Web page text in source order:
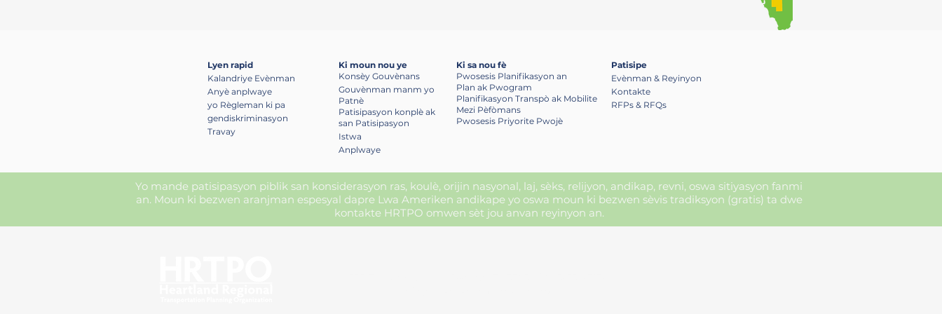
Lyen rapid
Kalandriye Evènman
Anyè anplwaye
yo Règleman ki pa
gendiskriminasyon
Travay
Ki moun nou ye
Konsèy Gouvènans
Gouvènman manm yo
Patnè
Patisipasyon konplè ak
san Patisipasyon
Istwa
Anplwaye
Ki sa nou fè
Pwosesis Planifikasyon an
Plan ak Pwogram
Planifikasyon Transpò ak Mobilite
Mezi Pèfòmans
Pwosesis Priyorite Pwojè
Patisipe
Evènman & Reyinyon
Kontakte
RFPs & RFQs
Yo mande patisipasyon piblik san konsiderasyon ras, koulè, orijin nasyonal, laj, sèks, relijyon, andikap, revni, oswa sitiyasyon fanmi
an. Moun ki bezwen aranjman espesyal dapre Lwa Ameriken andikape yo oswa moun ki bezwen sèvis tradiksyon (gratis) ta dwe
kontakte HRTPO omwen sèt jou anvan reyinyon an.